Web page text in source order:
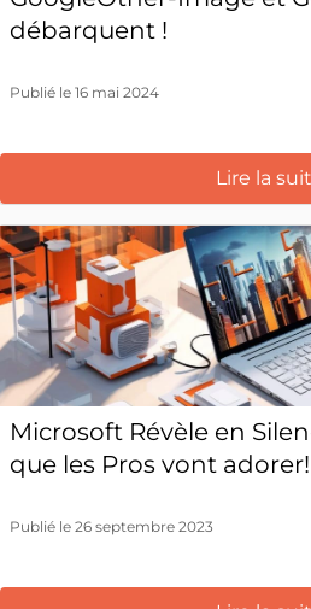
débarquent !
Publié le 16 mai 2024
Lire la
Microsoft Révèle en
que les Pros vont adorer!
Publié le 26 septembre 2023